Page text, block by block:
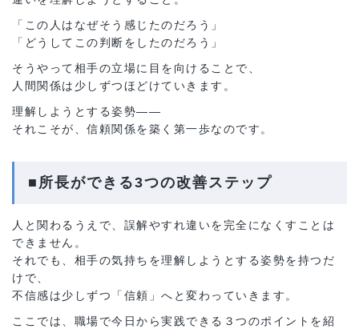
「この人はなぜそう感じたのだろう」
「どうしてこの判断をしたのだろう」
そうやって相手の立場に目を向けることで、
人間関係は少しずつほどけていきます。
理解しようとする姿勢――
それこそが、信頼関係を築く第一歩なのです。
■所長ができる3つの改善ステップ
人と関わるうえで、誤解やすれ違いを完全になくすことは
できません。
それでも、相手の気持ちを理解しようとする姿勢を持つだ
けで、
不信感は少しずつ「信頼」へと変わっていきます。
ここでは、職場で今日から実践できる３つのポイントを紹